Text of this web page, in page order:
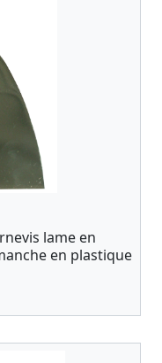
lame en
en plastique